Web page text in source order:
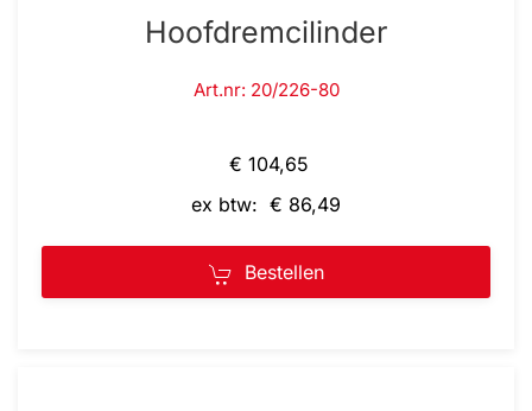
Hoofdremcilinder
Art.nr: 20/226-80
€ 104,65
ex btw: € 86,49
Bestellen